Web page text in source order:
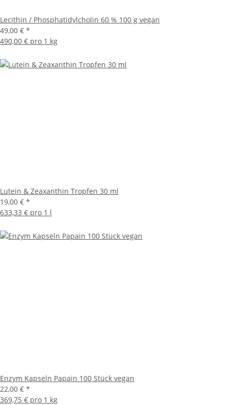
Lecithin / Phosphatidylcholin 60 % 100 g vegan
49,00 € *
490,00 € pro 1 kg
Lutein & Zeaxanthin Tropfen 30 ml
19,00 € *
633,33 € pro 1 l
Enzym Kapseln Papain 100 Stück vegan
22,00 € *
369,75 € pro 1 kg